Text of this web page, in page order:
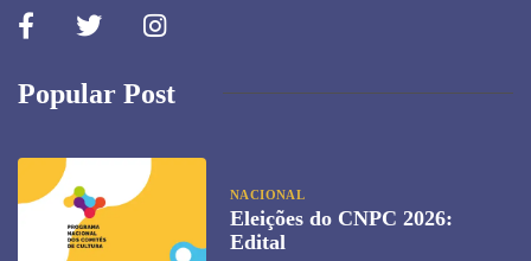
Popular Post
NACIONAL
Eleições do CNPC 2026:
Edital